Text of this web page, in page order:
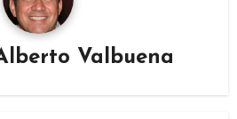
Valbuena